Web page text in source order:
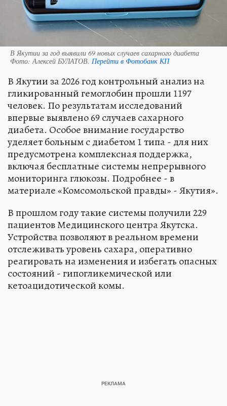
В Якутии за год выявили 69 новых случаев сахарного диабета
Фото: Алексей БУЛАТОВ. Перейти в Фотобанк КП
В Якутии за 2026 год контрольный анализ на
гликированный гемоглобин прошли 1197
человек. По результатам исследований
впервые выявлено 69 случаев сахарного
диабета. Особое внимание государство
уделяет больным с диабетом 1 типа - для них
предусмотрена комплексная поддержка,
включая бесплатные системы непрерывного
мониторинга глюкозы. Подробнее - в
материале «Комсомольской правды» - Якутия».
В прошлом году такие системы получили 229
пациентов Медицинского центра Якутска.
Устройства позволяют в реальном времени
отслеживать уровень сахара, оперативно
реагировать на изменения и избегать опасных
состояний - гипогликемической или
кетоацидотической комы.